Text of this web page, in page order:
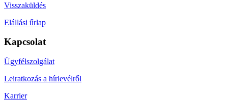
Visszaküldés
Elállási űrlap
Kapcsolat
Ügyfélszolgálat
Leiratkozás a hírlevélről
Karrier